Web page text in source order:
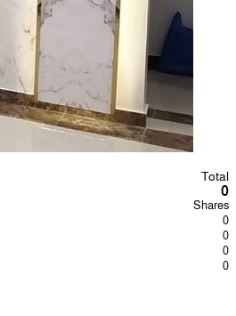
Total
0
Shares
0
0
0
0